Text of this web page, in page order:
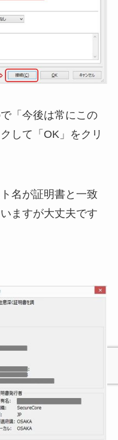
「今後は常にこの
して「OK」をクリ
名が証明書と一致
ますが大丈夫です